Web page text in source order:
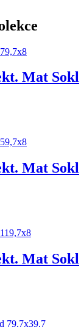
Mat Sokl
Mat Sokl
Mat Sokl